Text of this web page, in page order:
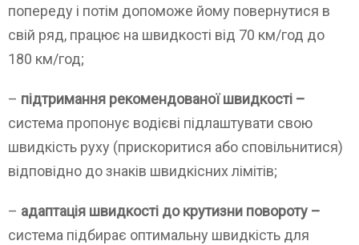
попереду і потім допоможе йому повернутися в
свій ряд, працює на швидкості від 70 км/год до
180 км/год;
– підтримання рекомендованої швидкості –
система пропонує водієві підлаштувати свою
швидкість руху (прискоритися або сповільнитися)
відповідно до знаків швидкісних лімітів;
– адаптація швидкості до крутизни повороту –
система підбирає оптимальну швидкість для